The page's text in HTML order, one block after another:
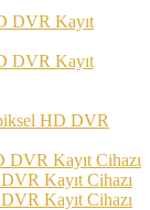
DVR Kayıt
DVR Kayıt
HD DVR
Kayıt Cihazı
Kayıt Cihazı
Kayıt Cihazı